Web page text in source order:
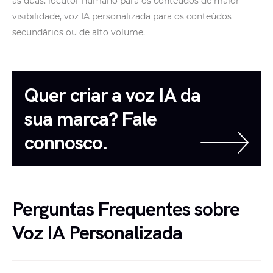
visibilidade, voz IA personalizada para os conteúdos
secundários ou de alto volume.
Quer criar a voz IA da
sua marca? Fale
connosco.
Perguntas Frequentes sobre
Voz IA Personalizada